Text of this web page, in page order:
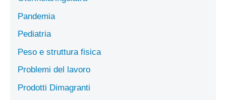
Pandemia
Pediatria
Peso e struttura fisica
Problemi del lavoro
Prodotti Dimagranti